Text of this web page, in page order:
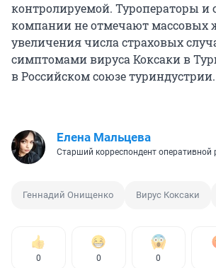
контролируемой. Туроператоры и
компании не отмечают массовых
увеличения числа страховых
симптомами вируса Коксаки в
в Российском союзе туриндустрии.
Елена Мальцева
Старший корреспондент оперативной
Геннадий Онищенко Вирус Коксаки
0 0 0